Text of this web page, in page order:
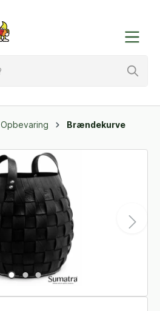
Opbevaring Brændekurve